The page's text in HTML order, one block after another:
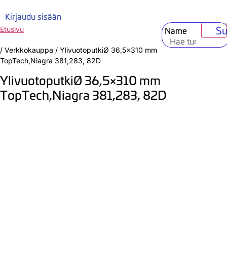
Kirjaudu sisään
Name
Etusivu
/ Verkkokauppa / YlivuotoputkiØ 36,5×310 mm
TopTech,Niagra 381,283, 82D
YlivuotoputkiØ 36,5×310 mm
TopTech,Niagra 381,283, 82D